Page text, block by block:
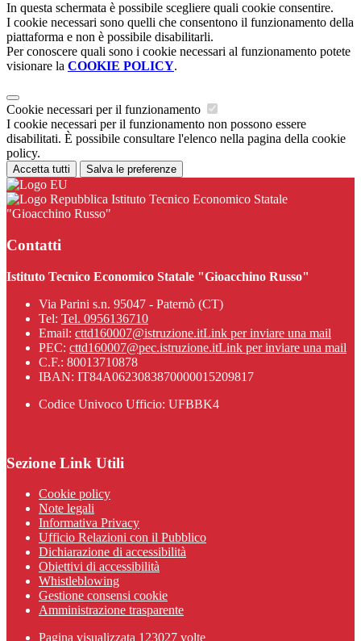
In questa schermata è possibile scegliere quali cookie consentire.
I cookie necessari sono quelli che consentono il funzionamento della
piattaforma e non è possibile disabilitarli.
Per conoscere quali sono i cookie necessari al funzionamento potete
visionare la COOKIE POLICY.
Cookie necessari per il funzionamento
I cookie necessari per il funzionamento non possono essere
disabilitati. È possibile consultare l'elenco nella pagina della cookie
policy.
Accetta tutti Salva le preferenze
Istituto Tecnico Economico Statale
"Gioacchino Russo"
Contatti
Istituto Tecnico Economico Statale "Gioacchino Russo"
Via Parini s.n. 95047 - Paternò (CT)
Tel: Tel. 0956136710
Email: cttd160007@istruzione.itLink per inviare una mail
PEC: cttd160007@pec.istruzione.itLink per inviare una mail
C.F.: 80013710878
IBAN: IT84A0623083870000015209817
Codice Univoco Ufficio: UFBBK4
Sezione Link Utili
Cookie policy
Note legali
Informativa Privacy
Ufficio Relazioni con il Pubblico
Dichiarazione di accessibilità
Obiettivi di accessibilità
Whistleblowing
Gestione consensi cookie
Amministrazione trasparente
Pagina visualizzata 123027 volte